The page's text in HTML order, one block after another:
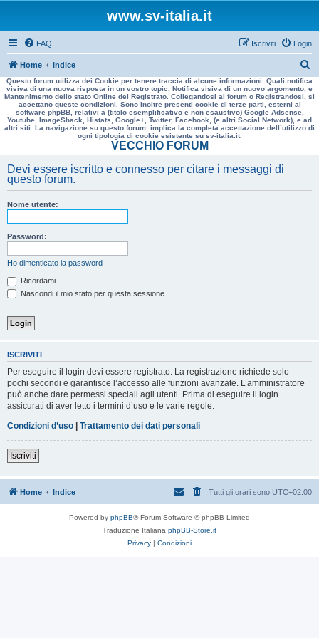
www.sv-italia.it
FAQ Login
Iscriviti
Home Indice
e
r
a
Questo forum utilizza dei Cookie per tenere traccia di alcune informazioni. Quali notifica
visiva di una nuova risposta in un vostro topic, Notifica visiva di un nuovo argomento, e
Mantenimento dello stato Online del Registrato. Collegandosi al forum o Registrandosi, si
accettano queste condizioni. Sono inoltre presenti cookie di terze parti, esterni al
software phpBB, relativi a (titolo esemplificativo e non esaustivo) Google Adsense,
Youtube, ImageShack, Histats, Google+, Twitter, Facebook, (e altri Social Network), e ad
altri siti. La navigazione su questo forum, implica la completa accettazione dell’utilizzo di
ogni tipologia di cookie esistente su sv-italia.it.
VECCHIO FORUM
Devi essere iscritto e connesso per citare i messaggi di
questo forum.
Nome utente:
Password:
Ho dimenticato la password
Ricordami
Nascondi il mio stato per questa sessione
ISCRIVITI
Per eseguire il login devi essere registrato. La registrazione richiede solo
pochi secondi e garantisce l’accesso alle funzioni avanzate. L’amministratore
può anche dare permessi speciali agli utenti. Prima di eseguire il login
assicurati di aver letto i termini d’uso e le varie regole.
Condizioni d’uso | Trattamento dei dati personali
Iscriviti
Home Indice Tutti gli orari sono UTC+02:00
Powered by phpBB® Forum Software © phpBB Limited
Traduzione Italiana phpBB-Store.it
Privacy | Condizioni